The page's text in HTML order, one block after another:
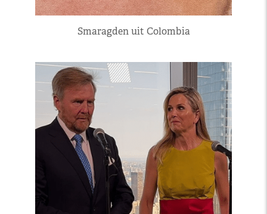
Smaragden uit Colombia